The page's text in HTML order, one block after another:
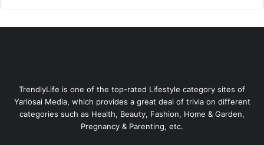
TrendlyLife is one of the top-rated Lifestyle category sites of
Yarlosai Media, which provides a great deal of trivia on different
categories such as Health, Beauty, Fashion, Home & Garden,
Pregnancy & Parenting, etc.